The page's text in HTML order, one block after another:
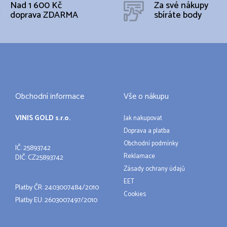
Nad 1 600 Kč
doprava ZDARMA
Za své nákupy
sbíráte body
Obchodní informace
VINIS GOLD s.r.o.
IČ: 25893742
DIČ: CZ25893742
Platby ČR: 2403007484/2010
Platby EU: 2603007497/2010
Vše o nákupu
Jak nakupovat
Doprava a platba
Obchodní podmínky
Reklamace
Zásady ochrany údajů
EET
Cookies